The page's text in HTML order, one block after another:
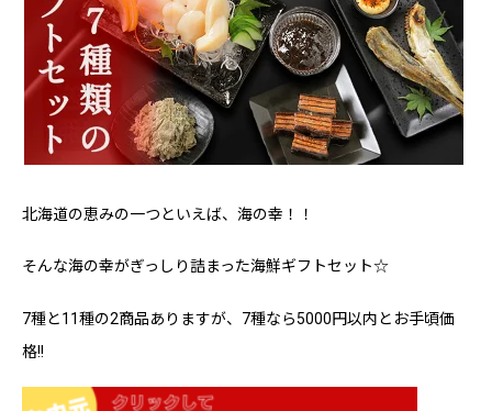
北海道の恵みの一つといえば、海の幸！！
そんな海の幸がぎっしり詰まった海鮮ギフトセット☆
7種と11種の2商品ありますが、7種なら5000円以内とお手頃価
格!!